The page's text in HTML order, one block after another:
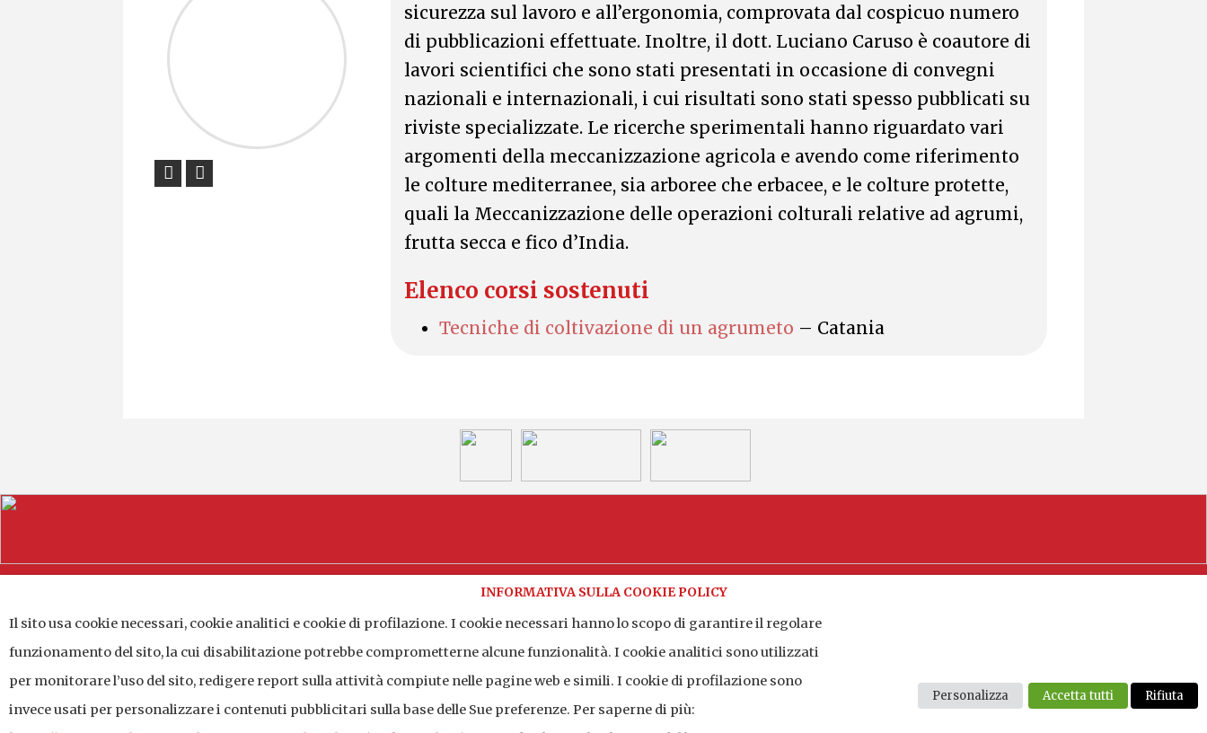
sicurezza sul lavoro e all’ergonomia, comprovata dal cospicuo numero
di pubblicazioni effettuate. Inoltre, il dott. Luciano Caruso è coautore di
lavori scientifici che sono stati presentati in occasione di convegni
nazionali e internazionali, i cui risultati sono stati spesso pubblicati su
riviste specializzate. Le ricerche sperimentali hanno riguardato vari
argomenti della meccanizzazione agricola e avendo come riferimento
le colture mediterranee, sia arboree che erbacee, e le colture protette,
quali la Meccanizzazione delle operazioni colturali relative ad agrumi,
frutta secca e fico d’India.
Elenco corsi sostenuti
Tecniche di coltivazione di un agrumeto – Catania
Distretto Produttivo Agrumi di Sicilia
Via G. A. Costanzo n. 41 - 95121 Catania (CT)
P.IVA: 04784140875
ARCES - Collegio Universitario
Vicolo Niscemi n. 5 - 90133 Palermo (PA)
Tel. +39 091 346629 - Fax +39 091 346377
INFORMATIVA SULLA COOKIE POLICY
Il sito usa cookie necessari, cookie analitici e cookie di profilazione. I cookie necessari hanno lo scopo di garantire il regolare
funzionamento del sito, la cui disabilitazione potrebbe comprometterne alcune funzionalità. I cookie analitici sono utilizzati
per monitorare l’uso del sito, redigere report sulla attività compiute nelle pagine web e simili. I cookie di profilazione sono
invece usati per personalizzare i contenuti pubblicitari sulla base delle Sue preferenze. Per saperne di più:
Personalizza Accetta tutti Rifiuta